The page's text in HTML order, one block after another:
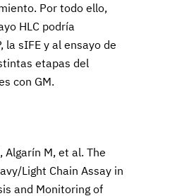
Por todo ello,
HLC podría
la sIFE y al ensayo de
etapas del
con GM.
Algarín M, et al. The
Light Chain Assay in
and Monitoring of